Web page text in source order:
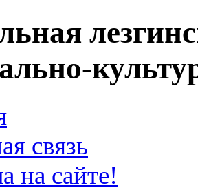
связь
на сайте!